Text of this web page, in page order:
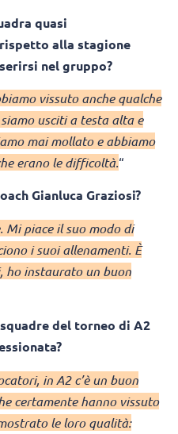
quasi
alla stagione
nel gruppo?
vissuto anche qualche
usciti a testa alta e
mai mollato e abbiamo
erano le difficoltà.“
Gianluca Graziosi?
piace il suo modo di
i suoi allenamenti. È
ho instaurato un buon
del torneo di A2
in A2 c’è un buon
certamente hanno vissuto
le loro qualità: